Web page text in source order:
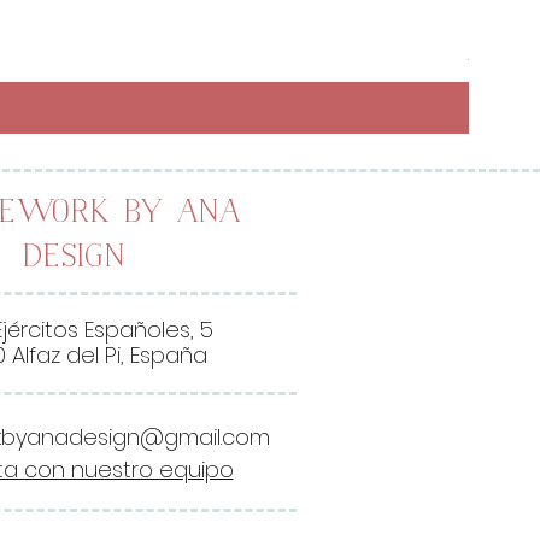
26,00
2
,
0
by Ana
Design
Españoles, 5
Alfaz del Pi, España
con nuestro equipo